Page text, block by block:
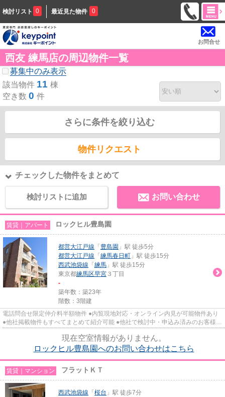
検討リスト 0 最近見た物件 0
お問合せ
西友 練馬店の周辺物件一覧
募集中のみ表示
該当物件 11 棟
空き数 0 件
さらに条件を絞り込む
物件リクエスト
チェックした物件をまとめて
検討リストに追加 お問い合わせ
賃貸｜アパート ロックヒル豊島園
都営大江戸線 「 豊島園 」駅 徒歩5分
都営大江戸線 「 練馬春日町 」駅 徒歩15分
西武池袋線 「 練馬 」駅 徒歩15分
東京都練馬区早宮 ３丁目
-
築年数：築23年
階数：3階建
電話問合せ限定仲介料半額物件 ●内覧現地対応・オンライン内見が可能物件あり
●他社掲載物件もすべてまとめて紹介可能 ●他社で検討中・申込み済みのお客様、
現在空室情報がありません。
ロックヒル豊島園へのお問い合わせはこちら
賃貸｜マンション フラットＫＴ
西武池袋線 「 桜台 」駅 徒歩7分